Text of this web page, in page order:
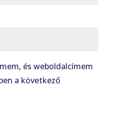
és weboldalcímem
a következő